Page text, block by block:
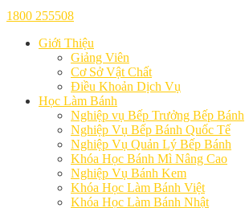
1800 255508
Giới Thiệu
Giảng Viên
Cơ Sở Vật Chất
Điều Khoản Dịch Vụ
Học Làm Bánh
Nghiệp vụ Bếp Trưởng Bếp Bánh
Nghiệp Vụ Bếp Bánh Quốc Tế
Nghiệp Vụ Quản Lý Bếp Bánh
Khóa Học Bánh Mì Nâng Cao
Nghiệp Vụ Bánh Kem
Khóa Học Làm Bánh Việt
Khóa Học Làm Bánh Nhật